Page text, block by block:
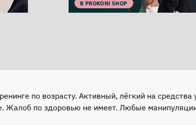
по возрасту. Активный, лёгкий на средства
Жалоб по здоровью не имеет. Любые